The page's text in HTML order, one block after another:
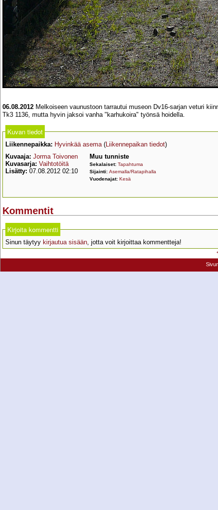
06.08.2012 Melkoiseen vaunustoon tarrautui museon Dv16-sarjan veturi
Tk3 1136, mutta hyvin jaksoi vanha "karhukoira" työnsä hoidella.
Kuvan tiedot
Liikennepaikka: Hyvinkää asema(Liikennepaikan tiedot)
Kuvaaja: Jorma Toivonen
Kuvasarja: Vaihtotöitä
Lisätty: 07.08.2012 02:10
Muu tunniste
Sekalaiset: Tapahtuma
Sijainti: Asemalla/Ratapihalla
Vuodenajat: Kesä
Kommentit
Kirjoita kommentti
Sinun täytyy kirjautua sisään, jotta voit kirjoittaa kommentteja!